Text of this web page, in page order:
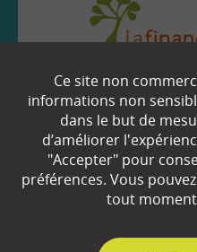
EN
Qui
Ce site non
informations non
dans le but de
d’améliorer
"Accepter" pour
préférences. Vous
tout